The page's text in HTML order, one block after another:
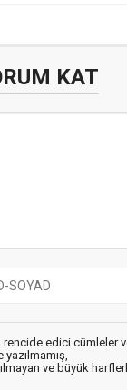
KAT
edici cümleler
ve büyük